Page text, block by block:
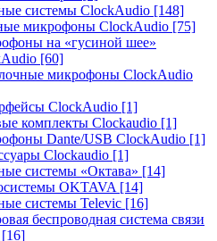
системы ClockAudio [148]
микрофоны ClockAudio [75]
на «гусиной шее»
[60]
микрофоны ClockAudio
ClockAudio [1]
комплекты Clockaudio [1]
Dante/USB ClockAudio [1]
Clockaudio [1]
системы «Октава» [14]
OKTAVA [14]
системы Televic [16]
беспроводная система связи
[16]